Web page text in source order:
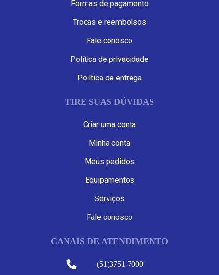
Formas de pagamento
Trocas e reembolsos
Fale conosco
Política de privacidade
Política de entrega
TIRE SUAS DÚVIDAS
Criar uma conta
Minha conta
Meus pedidos
Equipamentos
Serviços
Fale conosco
CANAIS DE ATENDIMENTO
(51)3751-7000